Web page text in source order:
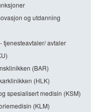
og utdanning
tjenesteavtaler/ avtaler
(BAR)
(HLK)
spesialisert medisin (KSM)
(KLM)